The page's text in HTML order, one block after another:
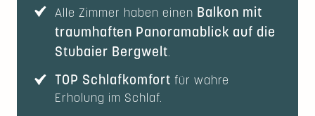
Alle Zimmer haben einen Balkon mit
traumhaften Panoramablick auf die
Stubaier Bergwelt.
TOP Schlafkomfort für wahre
Erholung im Schlaf.